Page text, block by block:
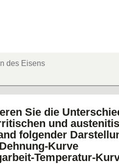
des Eisens
Sie die
und
folgender
Kurve
Temperatur-